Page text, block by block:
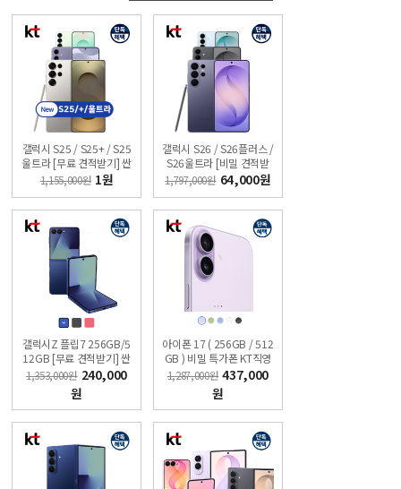
갤럭시 S25 / S25+ / S25
울트라 [무료 견적받기] 싼
올레폰
1,155,000원 1원
갤럭시 S26 / S26플러스 /
S26울트라 [비밀 견적받
기] 싼올레폰
1,797,000원 64,000원
갤럭시Z 플립7 256GB/5
12GB [무료 견적받기] 싼
올레폰
1,353,000원 240,000
원
아이폰 17 ( 256GB / 512
GB ) 비밀 특가폰 KT직영
점 싼올레폰
1,287,000원 437,000
원